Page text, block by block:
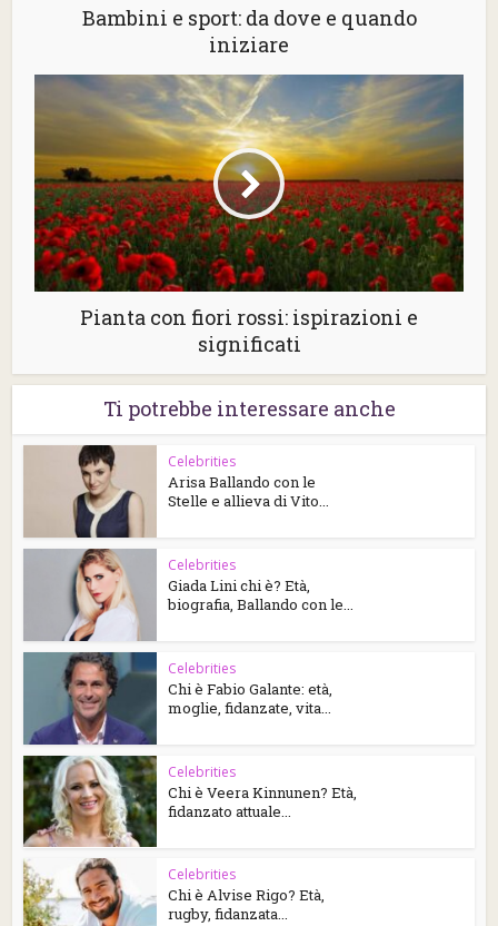
Bambini e sport: da dove e quando
iniziare
Pianta con fiori rossi: ispirazioni e
significati
Ti potrebbe interessare anche
Celebrities
Arisa Ballando con le
Stelle e allieva di Vito...
Celebrities
Giada Lini chi è? Età,
biografia, Ballando con le...
Celebrities
Chi è Fabio Galante: età,
moglie, fidanzate, vita...
Celebrities
Chi è Veera Kinnunen? Età,
fidanzato attuale...
Celebrities
Chi è Alvise Rigo? Età,
rugby, fidanzata...